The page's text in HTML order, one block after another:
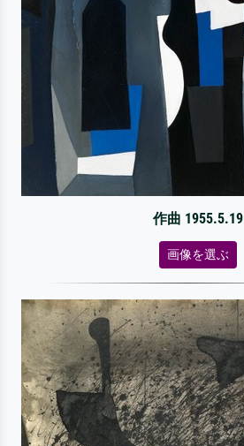
作曲 1955.5.19
画像を選ぶ